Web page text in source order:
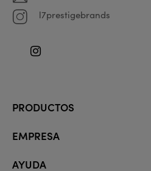
l7prestigebrands
Instagram
PRODUCTOS
EMPRESA
AYUDA